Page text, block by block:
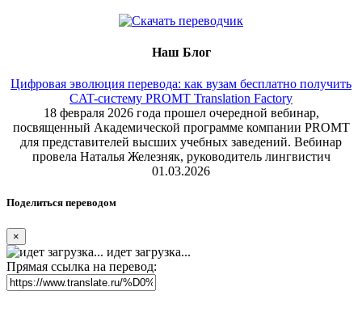
Наш Блог
Цифровая эволюция перевода: как вузам бесплатно получить
CAT-систему PROMT Translation Factory
18 февраля 2026 года прошел очередной вебинар,
посвященный Академической программе компании PROMT
для представителей высших учебных заведений. Вебинар
провела Наталья Железняк, руководитель лингвистич
01.03.2026
Поделиться переводом
×
идет загрузка...
Прямая ссылка на перевод: